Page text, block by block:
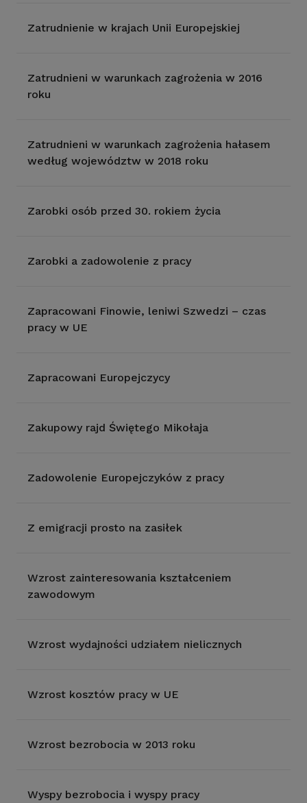
Zatrudnienie w krajach Unii Europejskiej
Zatrudnieni w warunkach zagrożenia w 2016
roku
Zatrudnieni w warunkach zagrożenia hałasem
według województw w 2018 roku
Zarobki osób przed 30. rokiem życia
Zarobki a zadowolenie z pracy
Zapracowani Finowie, leniwi Szwedzi – czas
pracy w UE
Zapracowani Europejczycy
Zakupowy rajd Świętego Mikołaja
Zadowolenie Europejczyków z pracy
Z emigracji prosto na zasiłek
Wzrost zainteresowania kształceniem
zawodowym
Wzrost wydajności udziałem nielicznych
Wzrost kosztów pracy w UE
Wzrost bezrobocia w 2013 roku
Wyspy bezrobocia i wyspy pracy